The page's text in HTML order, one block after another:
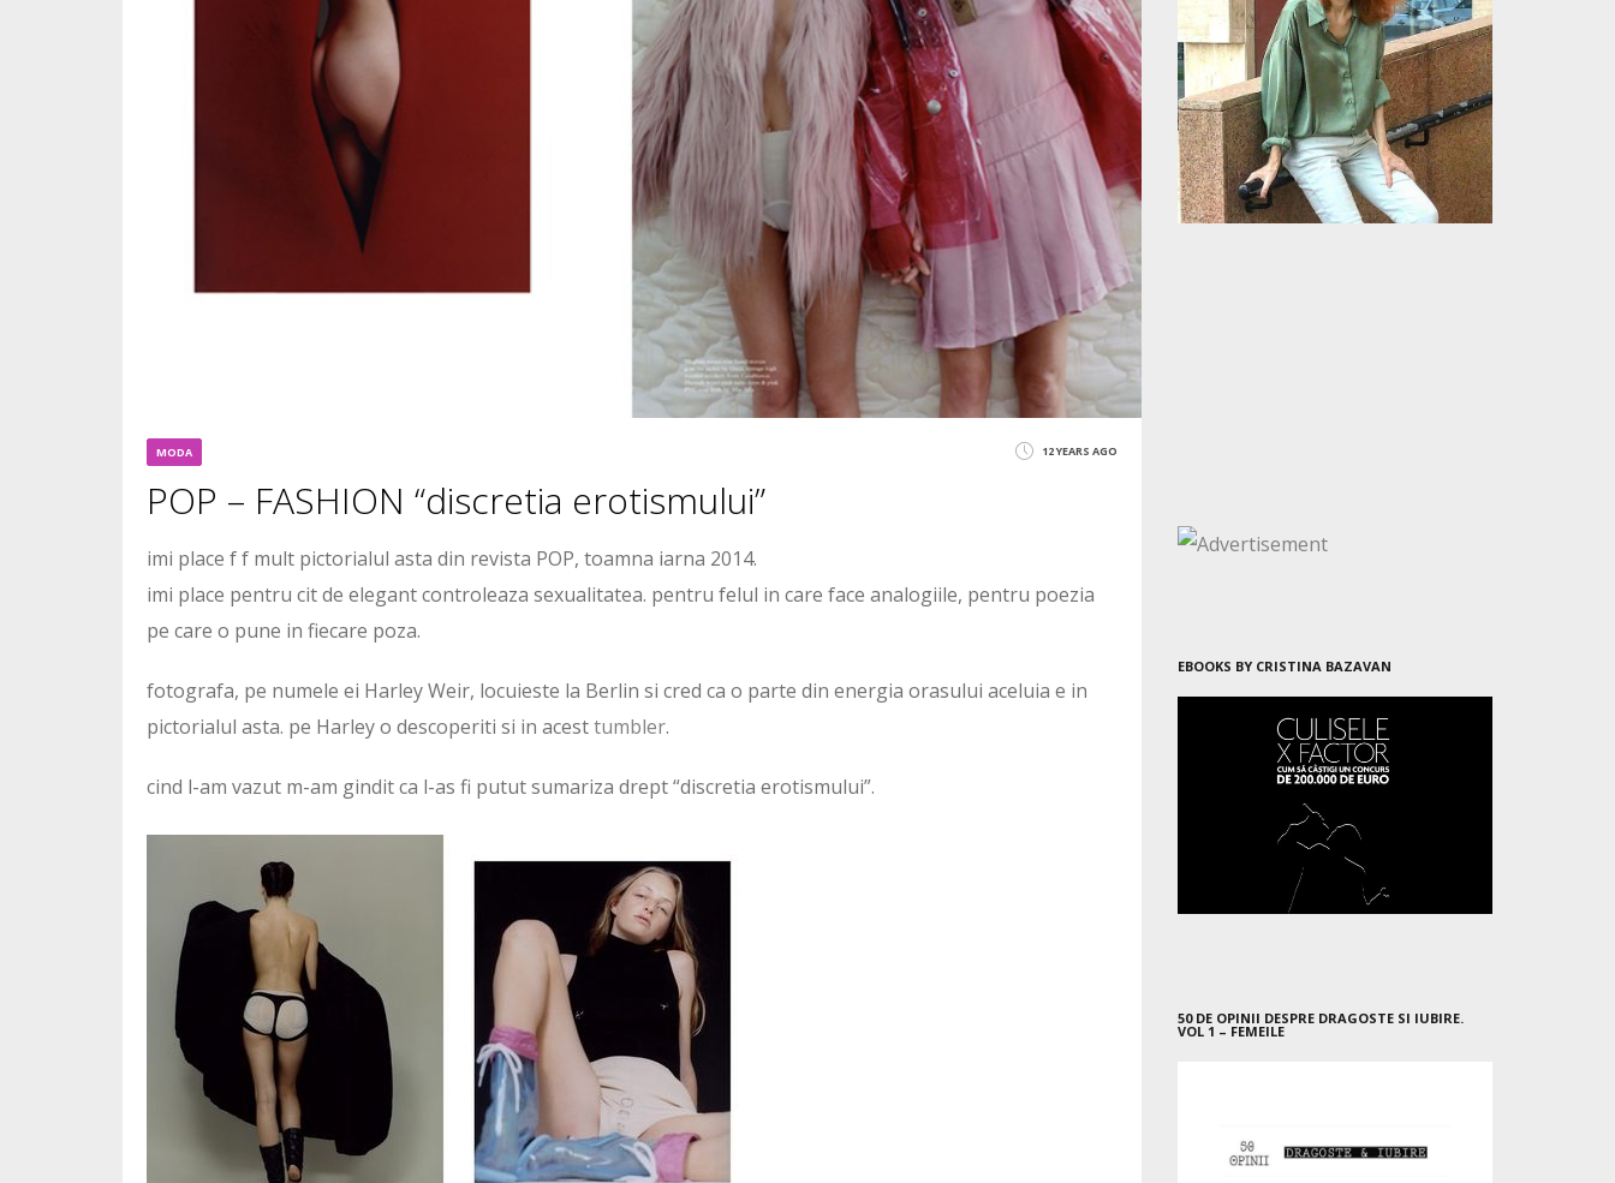
MODA 12 YEARS AGO
POP – FASHION “discretia erotismului”
imi place f f mult pictorialul asta din revista POP, toamna iarna 2014.
imi place pentru cit de elegant controleaza sexualitatea. pentru felul in care face analogiile, pentru poezia
pe care o pune in fiecare poza.
fotografa, pe numele ei Harley Weir, locuieste la Berlin si cred ca o parte din energia orasului aceluia e in
pictorialul asta. pe Harley o descoperiti si in acesttumbler.
cind l-am vazut m-am gindit ca l-as fi putut sumariza drept “discretia erotismului”.
EBOOKS BY CRISTINA BAZAVAN
50 DE OPINII DESPRE DRAGOSTE SI IUBIRE.
VOL 1 – FEMEILE